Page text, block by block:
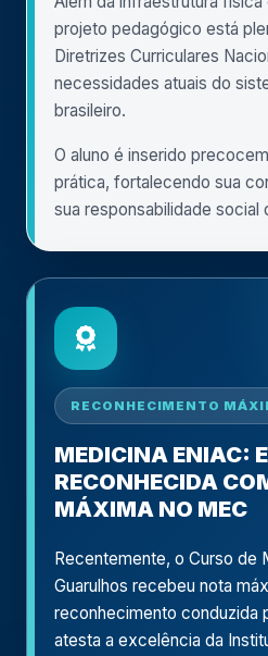
projeto pedagógico está
Diretrizes Curriculares
necessidades atuais do
brasileiro.
O aluno é inserido
prática, fortalecendo sua
sua responsabilidade social
RECONHECIMENTO
MEDICINA ENIAC:
RECONHECIDA
MÁXIMA NO MEC
Recentemente, o Curso de
Guarulhos recebeu nota
reconhecimento conduzida
atesta a excelência da